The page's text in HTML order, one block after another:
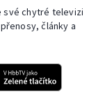
své chytré televizi
články a